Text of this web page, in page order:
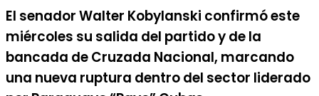
El senador Walter Kobylanski confirmó este
miércoles su salida del partido y de la
bancada de Cruzada Nacional, marcando
una nueva ruptura dentro del sector liderado